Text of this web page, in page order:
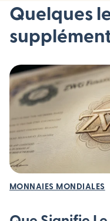
Quelques
MONNAIES MONDIALES